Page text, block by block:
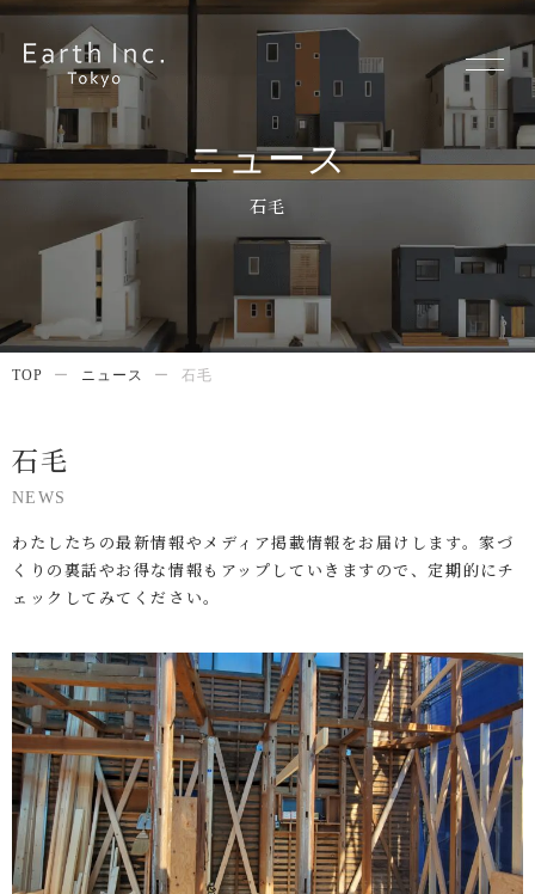
ニュース
石毛
TOP ー ニュース ー 石毛
石毛
NEWS
わたしたちの最新情報やメディア掲載情報をお届けします。家づ
くりの裏話やお得な情報もアップしていきますので、定期的にチ
ェックしてみてください。